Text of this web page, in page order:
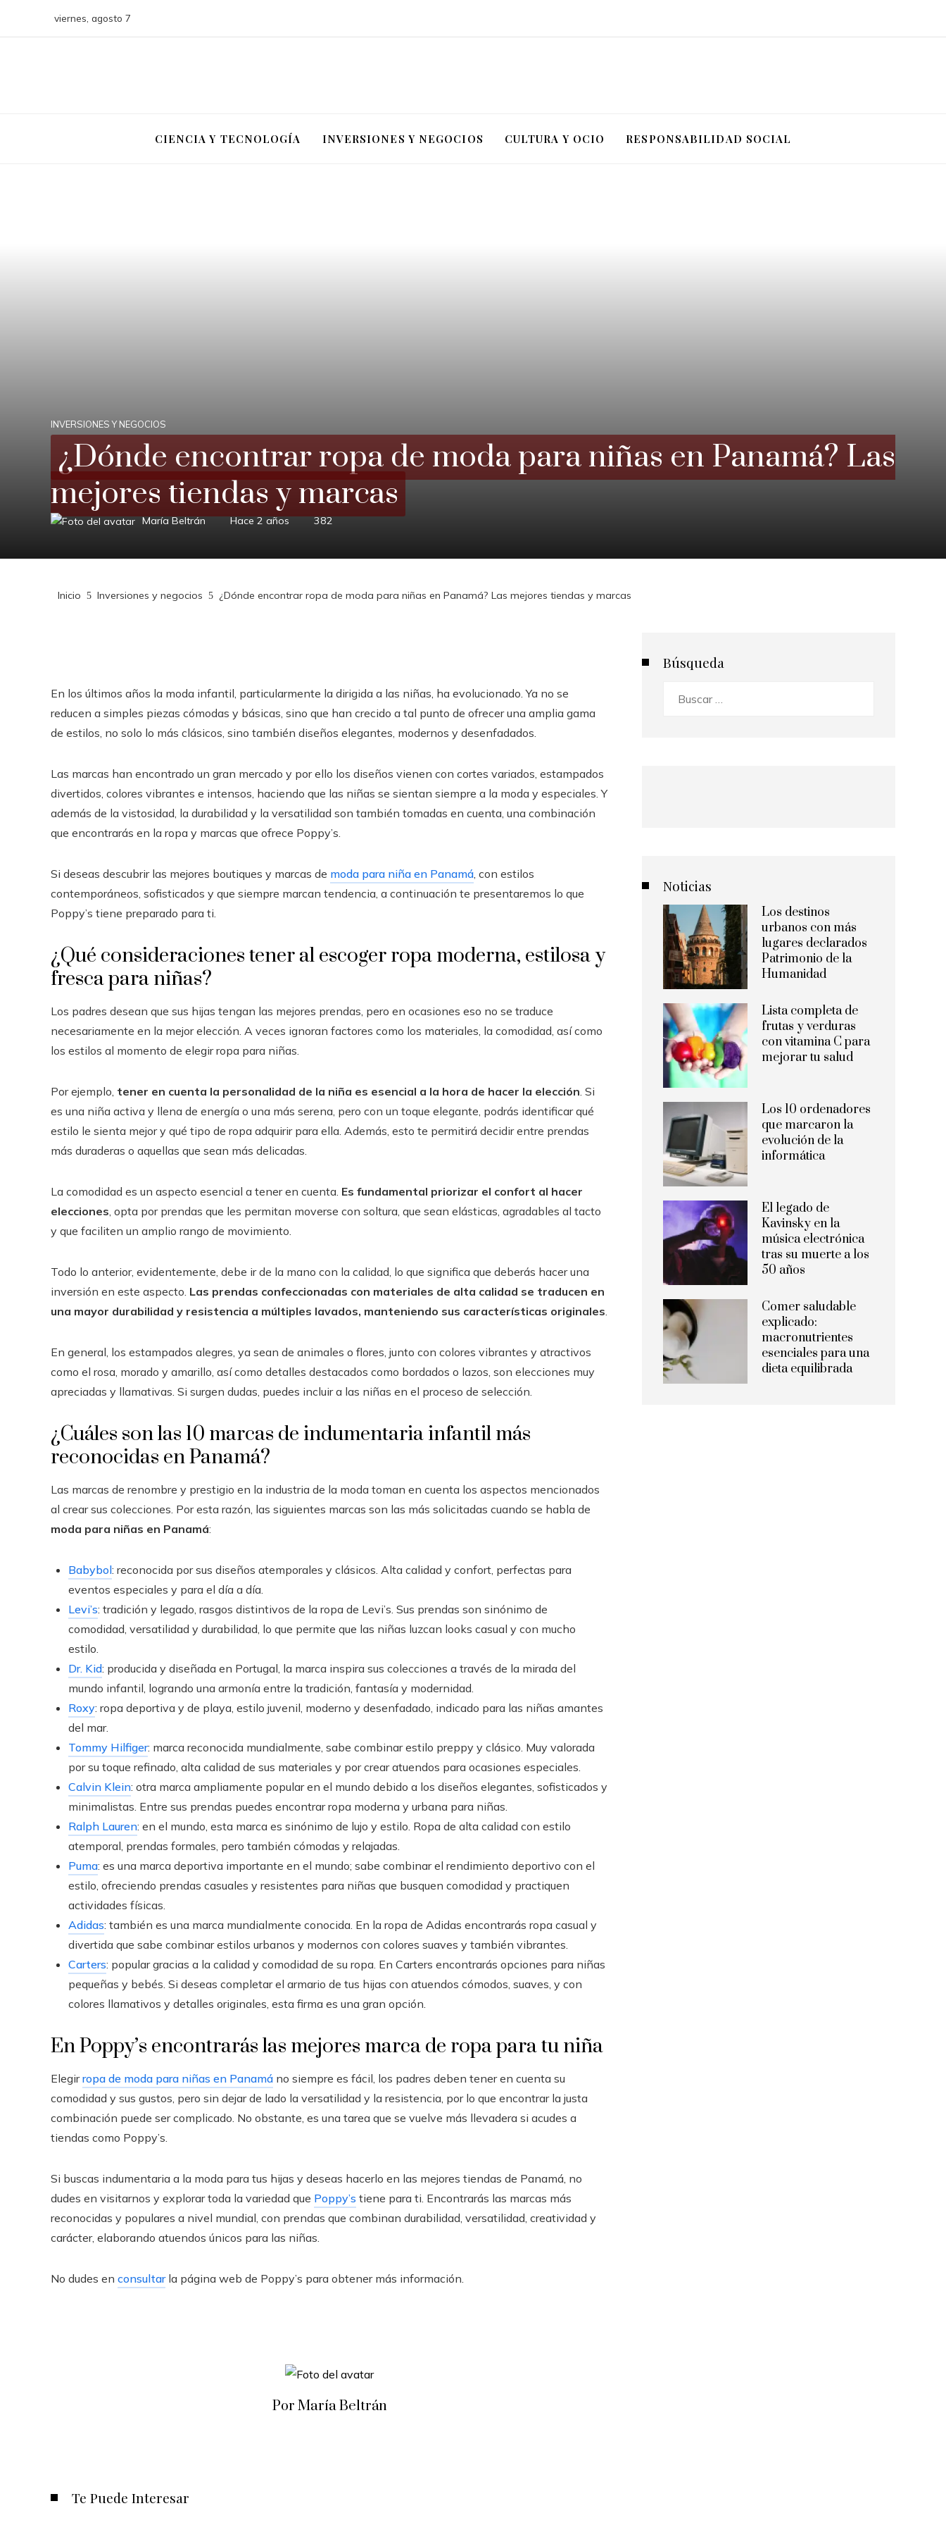
viernes, agosto 7
CIENCIA Y TECNOLOGÍA INVERSIONES Y NEGOCIOS CULTURA Y OCIO RESPONSABILIDAD SOCIAL
INVERSIONES Y NEGOCIOS
¿Dónde encontrar ropa de moda para niñas en Panamá? Las
mejores tiendas y marcas
María Beltrán Hace 2 años 382
Inicio Inversiones y negocios ¿Dónde encontrar ropa de moda para niñas en Panamá? Las mejores tiendas y marcas
En los últimos años la moda infantil, particularmente la dirigida a las niñas, ha evolucionado. Ya no se
reducen a simples piezas cómodas y básicas, sino que han crecido a tal punto de ofrecer una amplia gama
de estilos, no solo lo más clásicos, sino también diseños elegantes, modernos y desenfadados.
Las marcas han encontrado un gran mercado y por ello los diseños vienen con cortes variados, estampados
divertidos, colores vibrantes e intensos, haciendo que las niñas se sientan siempre a la moda y especiales. Y
además de la vistosidad, la durabilidad y la versatilidad son también tomadas en cuenta, una combinación
que encontrarás en la ropa y marcas que ofrece Poppy’s.
Si deseas descubrir las mejores boutiques y marcas de moda para niña en Panamá, con estilos
contemporáneos, sofisticados y que siempre marcan tendencia, a continuación te presentaremos lo que
Poppy’s tiene preparado para ti.
¿Qué consideraciones tener al escoger ropa moderna, estilosa y
fresca para niñas?
Los padres desean que sus hijas tengan las mejores prendas, pero en ocasiones eso no se traduce
necesariamente en la mejor elección. A veces ignoran factores como los materiales, la comodidad, así como
los estilos al momento de elegir ropa para niñas.
Por ejemplo, tener en cuenta la personalidad de la niña es esencial a la hora de hacer la elección. Si
es una niña activa y llena de energía o una más serena, pero con un toque elegante, podrás identificar qué
estilo le sienta mejor y qué tipo de ropa adquirir para ella. Además, esto te permitirá decidir entre prendas
más duraderas o aquellas que sean más delicadas.
La comodidad es un aspecto esencial a tener en cuenta. Es fundamental priorizar el confort al hacer
elecciones, opta por prendas que les permitan moverse con soltura, que sean elásticas, agradables al tacto
y que faciliten un amplio rango de movimiento.
Todo lo anterior, evidentemente, debe ir de la mano con la calidad, lo que significa que deberás hacer una
inversión en este aspecto. Las prendas confeccionadas con materiales de alta calidad se traducen en
una mayor durabilidad y resistencia a múltiples lavados, manteniendo sus características originales.
En general, los estampados alegres, ya sean de animales o flores, junto con colores vibrantes y atractivos
como el rosa, morado y amarillo, así como detalles destacados como bordados o lazos, son elecciones muy
apreciadas y llamativas. Si surgen dudas, puedes incluir a las niñas en el proceso de selección.
¿Cuáles son las 10 marcas de indumentaria infantil más
reconocidas en Panamá?
Las marcas de renombre y prestigio en la industria de la moda toman en cuenta los aspectos mencionados
al crear sus colecciones. Por esta razón, las siguientes marcas son las más solicitadas cuando se habla de
moda para niñas en Panamá:
Babybol: reconocida por sus diseños atemporales y clásicos. Alta calidad y confort, perfectas para
eventos especiales y para el día a día.
Levi’s: tradición y legado, rasgos distintivos de la ropa de Levi’s. Sus prendas son sinónimo de
comodidad, versatilidad y durabilidad, lo que permite que las niñas luzcan looks casual y con mucho
estilo.
Dr. Kid: producida y diseñada en Portugal, la marca inspira sus colecciones a través de la mirada del
mundo infantil, logrando una armonía entre la tradición, fantasía y modernidad.
Roxy: ropa deportiva y de playa, estilo juvenil, moderno y desenfadado, indicado para las niñas amantes
del mar.
Tommy Hilfiger: marca reconocida mundialmente, sabe combinar estilo preppy y clásico. Muy valorada
por su toque refinado, alta calidad de sus materiales y por crear atuendos para ocasiones especiales.
Calvin Klein: otra marca ampliamente popular en el mundo debido a los diseños elegantes, sofisticados y
minimalistas. Entre sus prendas puedes encontrar ropa moderna y urbana para niñas.
Ralph Lauren: en el mundo, esta marca es sinónimo de lujo y estilo. Ropa de alta calidad con estilo
atemporal, prendas formales, pero también cómodas y relajadas.
Puma: es una marca deportiva importante en el mundo; sabe combinar el rendimiento deportivo con el
estilo, ofreciendo prendas casuales y resistentes para niñas que busquen comodidad y practiquen
actividades físicas.
Adidas: también es una marca mundialmente conocida. En la ropa de Adidas encontrarás ropa casual y
divertida que sabe combinar estilos urbanos y modernos con colores suaves y también vibrantes.
Carters: popular gracias a la calidad y comodidad de su ropa. En Carters encontrarás opciones para niñas
pequeñas y bebés. Si deseas completar el armario de tus hijas con atuendos cómodos, suaves, y con
colores llamativos y detalles originales, esta firma es una gran opción.
En Poppy’s encontrarás las mejores marca de ropa para tu niña
Elegirropa de moda para niñas en Panamá no siempre es fácil, los padres deben tener en cuenta su
comodidad y sus gustos, pero sin dejar de lado la versatilidad y la resistencia, por lo que encontrar la justa
combinación puede ser complicado. No obstante, es una tarea que se vuelve más llevadera si acudes a
tiendas como Poppy’s.
Si buscas indumentaria a la moda para tus hijas y deseas hacerlo en las mejores tiendas de Panamá, no
dudes en visitarnos y explorar toda la variedad que Poppy’s tiene para ti. Encontrarás las marcas más
reconocidas y populares a nivel mundial, con prendas que combinan durabilidad, versatilidad, creatividad y
carácter, elaborando atuendos únicos para las niñas.
No dudes en consultarla página web de Poppy’s para obtener más información.
Por María Beltrán
Te Puede Interesar
Búsqueda
Noticias
Los destinos
urbanos con más
lugares declarados
Patrimonio de la
Humanidad
Lista completa de
frutas y verduras
con vitamina C para
mejorar tu salud
Los 10 ordenadores
que marcaron la
evolución de la
informática
El legado de
Kavinsky en la
música electrónica
tras su muerte a los
50 años
Comer saludable
explicado:
macronutrientes
esenciales para una
dieta equilibrada